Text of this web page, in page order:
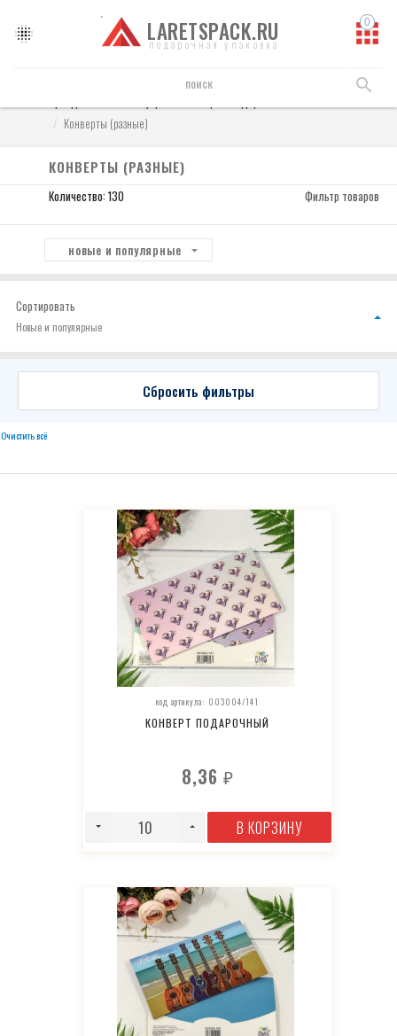
LARETSPACK.RU
подарочная упаковка
Конверты (разные)
КОНВЕРТЫ (РАЗНЫЕ)
Количество: 130 Фильтр товаров
новые и популярные
Сортировать
Новые и популярные
Сбросить фильтры
Очистить всё
код артикула: 003004/141
КОНВЕРТ ПОДАРОЧНЫЙ
8,36 ₽
В КОРЗИНУ